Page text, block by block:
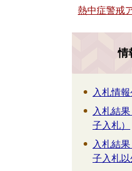
熱中症警戒
情
入札情
入札結
子入札）
入札結
子入札以